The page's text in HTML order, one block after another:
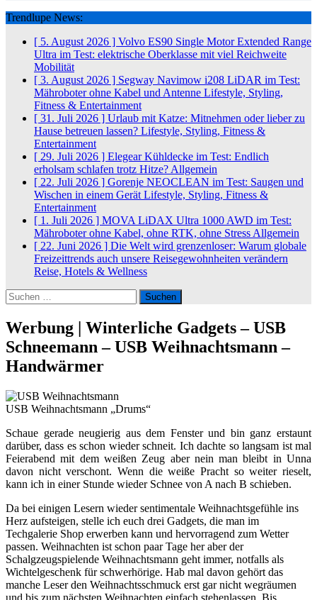
Trendlupe News:
[ 5. August 2026 ] Volvo ES90 Single Motor Extended Range
Ultra im Test: elektrische Oberklasse mit viel Reichweite
Mobilität
[ 3. August 2026 ] Segway Navimow i208 LiDAR im Test:
Mähroboter ohne Kabel und Antenne Lifestyle, Styling,
Fitness & Entertainment
[ 31. Juli 2026 ] Urlaub mit Katze: Mitnehmen oder lieber zu
Hause betreuen lassen? Lifestyle, Styling, Fitness &
Entertainment
[ 29. Juli 2026 ] Elegear Kühldecke im Test: Endlich
erholsam schlafen trotz Hitze? Allgemein
[ 22. Juli 2026 ] Gorenje NEOCLEAN im Test: Saugen und
Wischen in einem Gerät Lifestyle, Styling, Fitness &
Entertainment
[ 1. Juli 2026 ] MOVA LiDAX Ultra 1000 AWD im Test:
Mähroboter ohne Kabel, ohne RTK, ohne Stress Allgemein
[ 22. Juni 2026 ] Die Welt wird grenzenloser: Warum globale
Freizeittrends auch unsere Reisegewohnheiten verändern
Reise, Hotels & Wellness
Suchen
nach:
Werbung | Winterliche Gadgets – USB
Schneemann – USB Weihnachtsmann –
Handwärmer
USB Weihnachtsmann „Drums“
Schaue gerade neugierig aus dem Fenster und bin ganz erstaunt
darüber, dass es schon wieder schneit. Ich dachte so langsam ist mal
Feierabend mit dem weißen Zeug aber nein man bleibt in Unna
davon nicht verschont. Wenn die weiße Pracht so weiter rieselt,
kann ich in einer Stunde wieder Schnee von A nach B schieben.
Da bei einigen Lesern wieder sentimentale Weihnachtsgefühle ins
Herz aufsteigen, stelle ich euch drei Gadgets, die man im
Techgalerie Shop erwerben kann und hervorragend zum Wetter
passen. Weihnachten ist schon paar Tage her aber der
Schalgzeugspielende Weihnachtsmann geht immer, notfalls als
Wichtelgeschenk für schwerhörige. Hab mal davon gehört das
manche Leser den Weihnachtsschmuck erst gar nicht wegräumen
und bis zum nächsten Weihnachten einfach stehenlassen. Bis